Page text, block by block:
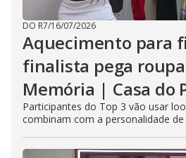
DO R7/16/07/2026
Aquecimento para
finalista pega
Memória | Casa do
Participantes do Top 3 vão usar
combinam com a personalidade